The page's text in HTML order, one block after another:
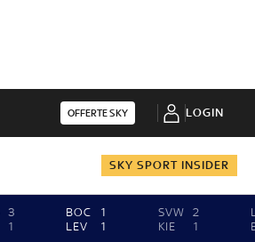
OFFERTE SKY LOGIN
SKY SPORT INSIDER
3
1
BOC
1
LEV
1
SVW
2
KIE
1